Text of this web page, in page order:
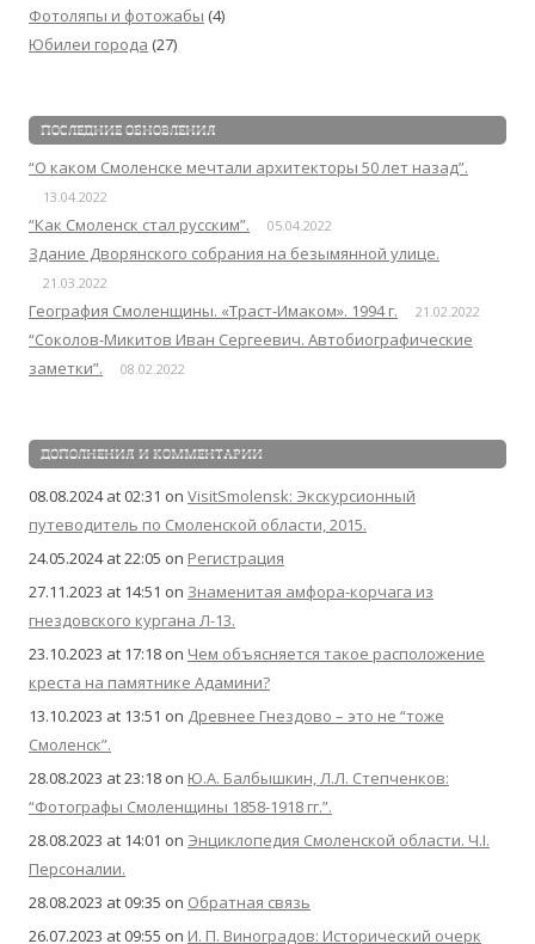
Фотоляпы и фотожабы (4)
Юбилеи города (27)
ПОСЛЕДНИЕ ОБНОВЛЕНИЯ
“О каком Смоленске мечтали архитекторы 50 лет назад”.
13.04.2022
“Как Смоленск стал русским”. 05.04.2022
Здание Дворянского собрания на безымянной улице.
21.03.2022
География Смоленщины. «Траст-Имаком». 1994 г. 21.02.2022
“Соколов-Микитов Иван Сергеевич. Автобиографические
заметки”.
08.02.2022
ДОПОЛНЕНИЯ И КОММЕНТАРИИ
08.08.2024 at 02:31 on VisitSmolensk: Экскурсионный
путеводитель по Смоленской области, 2015.
24.05.2024 at 22:05 on Регистрация
27.11.2023 at 14:51 on Знаменитая амфора-корчага из
гнездовского кургана Л-13.
23.10.2023 at 17:18 on Чем объясняется такое расположение
креста на памятнике Адамини?
13.10.2023 at 13:51 on Древнее Гнездово – это не “тоже
Смоленск”.
28.08.2023 at 23:18 on Ю.А. Балбышкин, Л.Л. Степченков:
“Фотографы Смоленщины 1858-1918 гг.”.
28.08.2023 at 14:01 on Энциклопедия Смоленской области. Ч.I.
Персоналии.
28.08.2023 at 09:35 on Обратная связь
26.07.2023 at 09:55 on И. П. Виноградов: Исторический очерк